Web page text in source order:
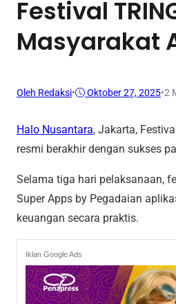
Festival
Masyarakat
Oleh Redaksi• Oktober 27, 2025•2
Halo Nusantara, Jakarta,
resmi berakhir dengan sukses
Selama tiga hari pelaksanaan,
Super Apps by Pegadaian
keuangan secara praktis.
Iklan Google Ads